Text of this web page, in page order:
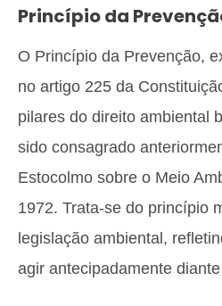
Princípio da
O Princípio da Prevenção,
no artigo 225 da
pilares do direito ambiental
sido consagrado
Estocolmo sobre o Meio
1972. Trata-se do princípio
legislação ambiental,
agir antecipadamente